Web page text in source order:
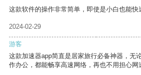
这款软件的操作非常简单，即使是小白也能快
2024-02-29
游客
这款加速器app简直是居家旅行必备神器，无
作办公，都能畅享高速网络，再也不用担心网